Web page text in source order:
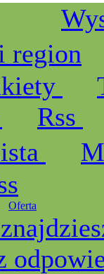
region
Rss
Oferta